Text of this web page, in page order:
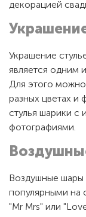
декорацией
Украшение
является одним
Для этого
разных цветах
стулья шарики
фотографиями.
Воздушные шары
популярными на
"Mr Mrs" или